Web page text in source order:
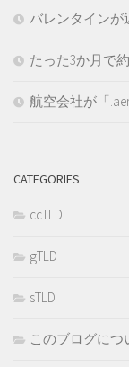
バレンタインが
たった3か月で
航空会社が「
CATEGORIES
ccTLD
gTLD
sTLD
このブログにつ